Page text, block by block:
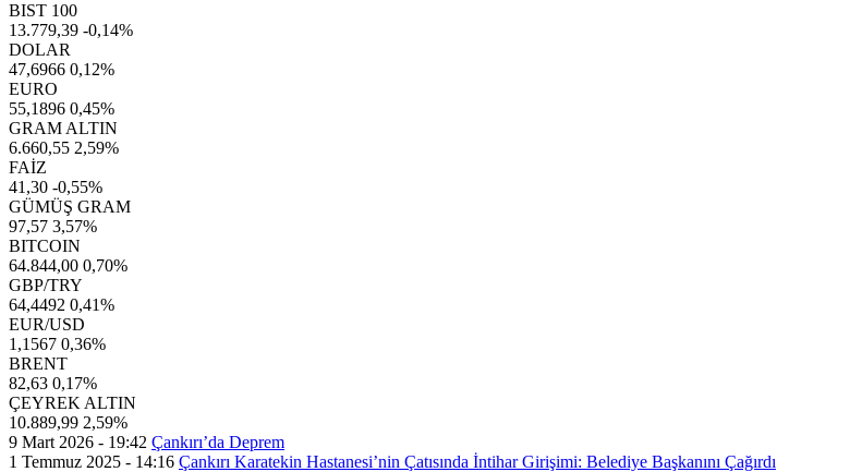
BIST 100
13.779,39 -0,14%
DOLAR
47,6966 0,12%
EURO
55,1896 0,45%
GRAM ALTIN
6.660,55 2,59%
FAİZ
41,30 -0,55%
GÜMÜŞ GRAM
97,57 3,57%
BITCOIN
64.844,00 0,70%
GBP/TRY
64,4492 0,41%
EUR/USD
1,1567 0,36%
BRENT
82,63 0,17%
ÇEYREK ALTIN
10.889,99 2,59%
9 Mart 2026 - 19:42 Çankırı’da Deprem
1 Temmuz 2025 - 14:16 Çankırı Karatekin Hastanesi’nin Çatısında İntihar Girişimi: Belediye Başkanını Çağırdı